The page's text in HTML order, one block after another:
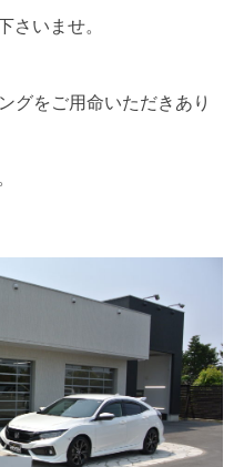
さいませ。
グをご用命いただきあり